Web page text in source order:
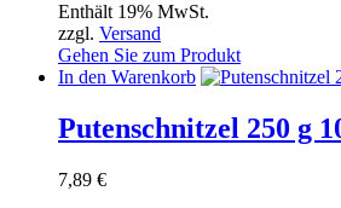
auf
der
gewählt
werden
bis
Enthält 19% MwSt.
zzgl. Versand
Gehen Sie zum Produkt
In den Warenkorb
Putenschnitzel 250 g
7,89 €